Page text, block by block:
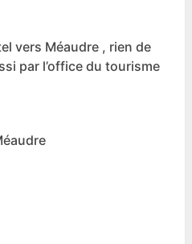
vers Méaudre , rien de
par l’office du tourisme